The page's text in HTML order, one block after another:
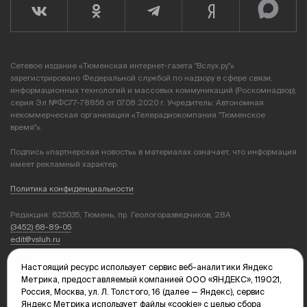
Сетевое издание «Тюменская интернет-газета "Вслух.ру"»
зарегистрировано Федеральной службой по надзору в сфере связи,
информационных технологий и массовых коммуникаций (Роскомнадзор),
серия Эл №ФС77-78856 от 07.08.2020 г. Учредитель: Автономная
некоммерческая организация «Телерадиокомпания "Тюменское
время"».
Подпись «партнерская новость» в материалах означает, что информация
имеет рекламный характер.
Политика конфиденциальности
Редакция: 625035, Тюмень, пр. Геологоразведчиков, 28А
(3452) 68-89-05
edit@vsluh.ru
Главный редактор: Панкина Т.Ю.
kika@vsluh.ru
По вопросам рекламы:
Настоящий ресурс использует сервис веб-аналитики Яндекс
Метрика, предоставляемый компанией ООО «ЯНДЕКС», 119021,
Россия, Москва, ул. Л. Толстого, 16 (далее — Яндекс), сервис
Яндекс Метрика использует файлы «cookie» с целью сбора